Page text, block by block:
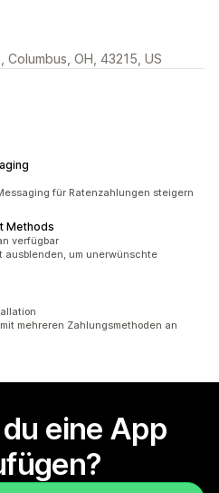
OH, 43215, US
für Ratenzahlungen steigern
Methods
verfügbar
ausblenden, um unerwünschte
mehreren Zahlungsmethoden an
eine App